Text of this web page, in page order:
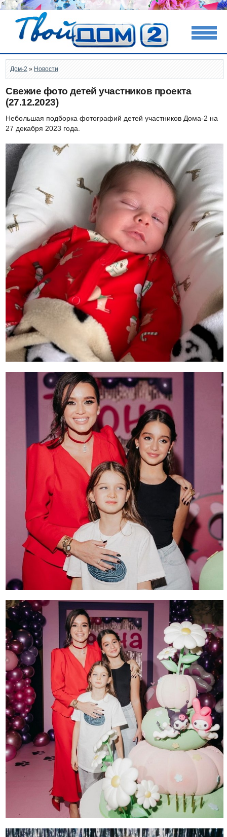
Дом-2 » Новости
Свежие фото детей участников проекта
(27.12.2023)
Небольшая подборка фотографий детей участников Дома-2 на
27 декабря 2023 года.